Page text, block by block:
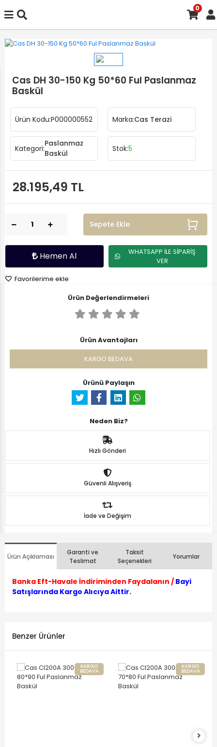
0
Cas DH 30-150 Kg 50*60 Ful Paslanmaz
Baskül
Ürün Kodu:P000000552 Marka:Cas Terazi
Kategori:
Paslanmaz
Baskül
Stok:5
28.195,49 TL
Sepete Ekle
Hemen Al
WHATSAPP İLE SİPARİŞ
VER
Favorilerime ekle
Ürün Değerlendirmeleri
Ürün Avantajları
KARGO BEDAVA
Ürünü Paylaşın
Neden Biz?
Hızlı Gönderi
Güvenli Alışveriş
İade ve Değişim
Ürün Açıklaması
Garanti ve
Teslimat
Taksit
Seçenekleri
Yorumlar
Banka Eft-Havale İndiriminden Faydalanın / Bayi
Satışlarında Kargo Alıcıya Aittir.
Benzer Ürünler
KARGO
BEDAVA
KARGO
BEDAVA